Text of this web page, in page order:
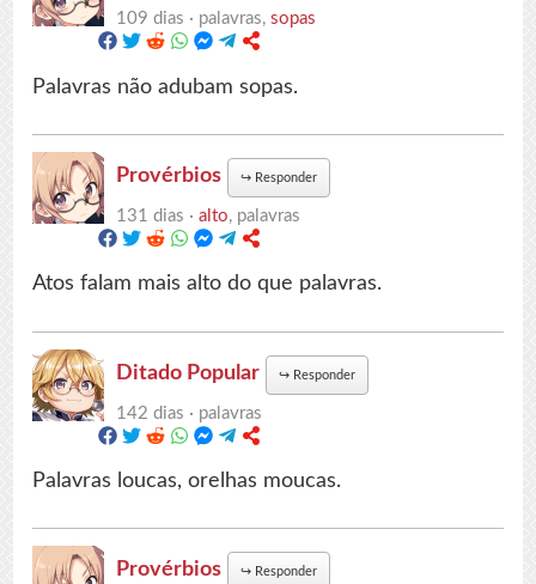
109 dias · palavras,sopas
Palavras não adubam sopas.
Provérbios ↪ Responder
131 dias ·alto, palavras
Atos falam mais alto do que palavras.
Ditado Popular ↪ Responder
142 dias · palavras
Palavras loucas, orelhas moucas.
Provérbios ↪ Responder